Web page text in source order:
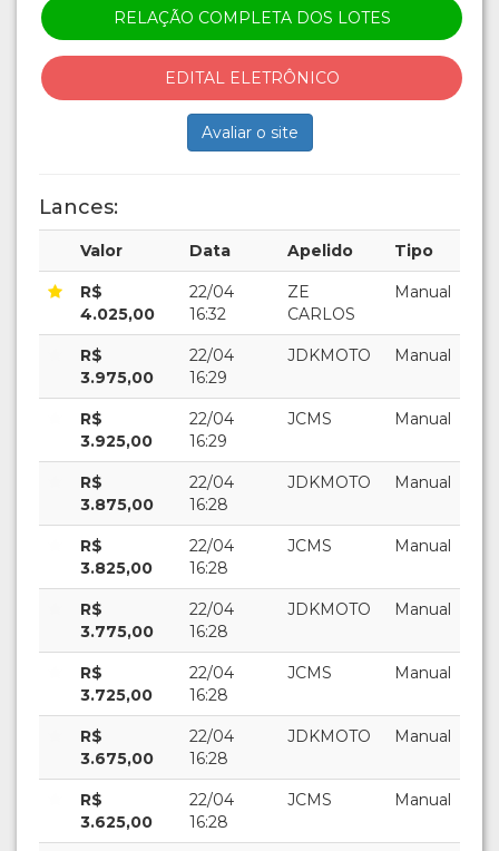
RELAÇÃO COMPLETA DOS LOTES
EDITAL ELETRÔNICO
Avaliar o site
Lances:
Valor Data Apelido Tipo
R$
4.025,00
22/04
16:32
ZE
CARLOS
Manual
R$
3.975,00
22/04
16:29
JDKMOTO Manual
R$
3.925,00
22/04
16:29
JCMS Manual
R$
3.875,00
22/04
16:28
JDKMOTO Manual
R$
3.825,00
22/04
16:28
JCMS Manual
R$
3.775,00
22/04
16:28
JDKMOTO Manual
R$
3.725,00
22/04
16:28
JCMS Manual
R$
3.675,00
22/04
16:28
JDKMOTO Manual
R$
3.625,00
22/04
16:28
JCMS Manual